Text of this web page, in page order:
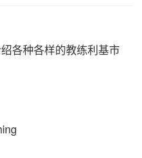
各种各样的教练利基市